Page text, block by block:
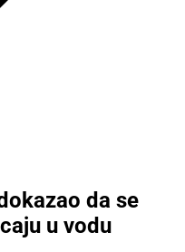
da se
u vodu